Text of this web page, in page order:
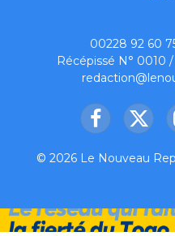
00228 92 60
Récépissé N° 0010
Facebook
X
© 2026 Le Nouveau